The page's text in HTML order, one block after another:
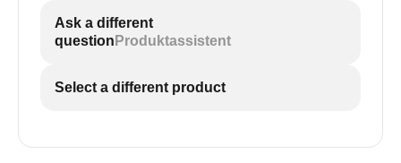
Ask a different
question Produktassistent
Select a different product